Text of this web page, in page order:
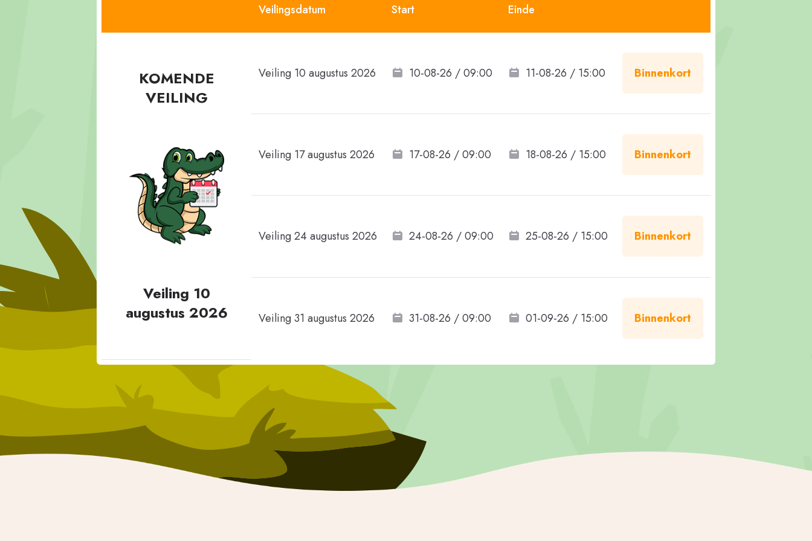
Veilingsdatum Start Einde
KOMENDE
VEILING
Veiling 10
augustus 2026
Veiling 10 augustus 2026 10-08-26 / 09:00 11-08-26 / 15:00 Binnenkort
Veiling 17 augustus 2026 17-08-26 / 09:00 18-08-26 / 15:00 Binnenkort
Veiling 24 augustus 2026 24-08-26 / 09:00 25-08-26 / 15:00 Binnenkort
Veiling 31 augustus 2026 31-08-26 / 09:00 01-09-26 / 15:00 Binnenkort